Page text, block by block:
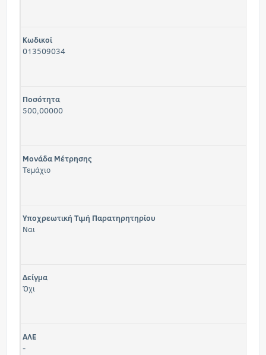
Κωδικοί
013509034
Ποσότητα
500,00000
Μονάδα Μέτρησης
Τεμάχιο
Υποχρεωτική Τιμή Παρατηρητηρίου
Ναι
Δείγμα
Όχι
ΑΛΕ
-